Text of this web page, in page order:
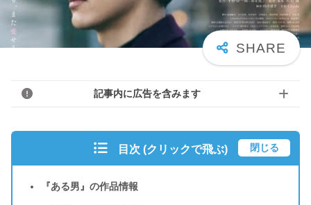
記事内に広告を含みます
目次 (クリックで飛ぶ) 閉じる
『ある男』の作品情報